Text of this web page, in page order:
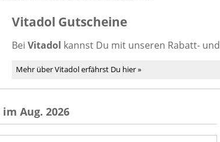
Vitadol Gutscheine
BeiVitadol kannst Du mit unseren Rabatt- und
Mehr über Vitadol erfährst Du hier »
Aug. 2026